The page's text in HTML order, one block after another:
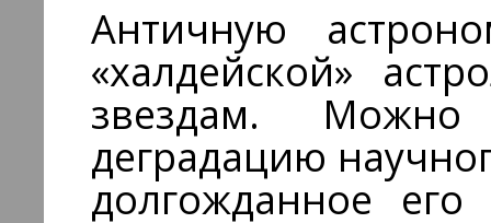
Античную
«халдейской»
звездам.
деградацию
долгожданное